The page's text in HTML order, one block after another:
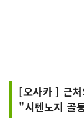
[오사카 ] 근처
"시텐노지 골